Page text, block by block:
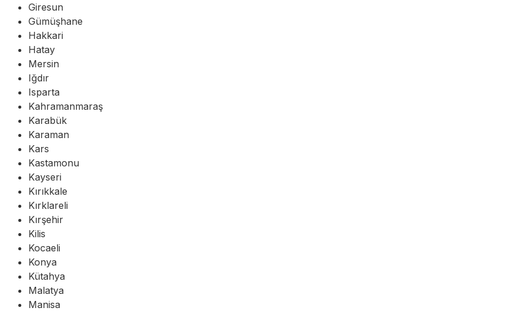
Giresun
Gümüşhane
Hakkari
Hatay
Mersin
Iğdır
Isparta
Kahramanmaraş
Karabük
Karaman
Kars
Kastamonu
Kayseri
Kırıkkale
Kırklareli
Kırşehir
Kilis
Kocaeli
Konya
Kütahya
Malatya
Manisa